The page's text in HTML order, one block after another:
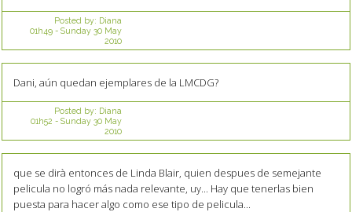
Posted by: Diana
01h49- Sunday 30 May
2010
Dani, aún quedan ejemplares de la LMCDG?
Posted by: Diana
01h52 - Sunday 30 May
2010
que se dirà entonces de Linda Blair, quien despues de semejante
pelicula no logró más nada relevante, uy... Hay que tenerlas bien
puesta para hacer algo como ese tipo de pelicula...